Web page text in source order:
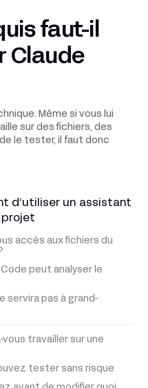
faut-il
Claude
Même si vous lui
sur des fichiers, des
le tester, il faut donc
d’utiliser un assistant
projet
accès aux fichiers du
peut analyser le
servira pas à grand-
vous travailler sur une
tester sans risque